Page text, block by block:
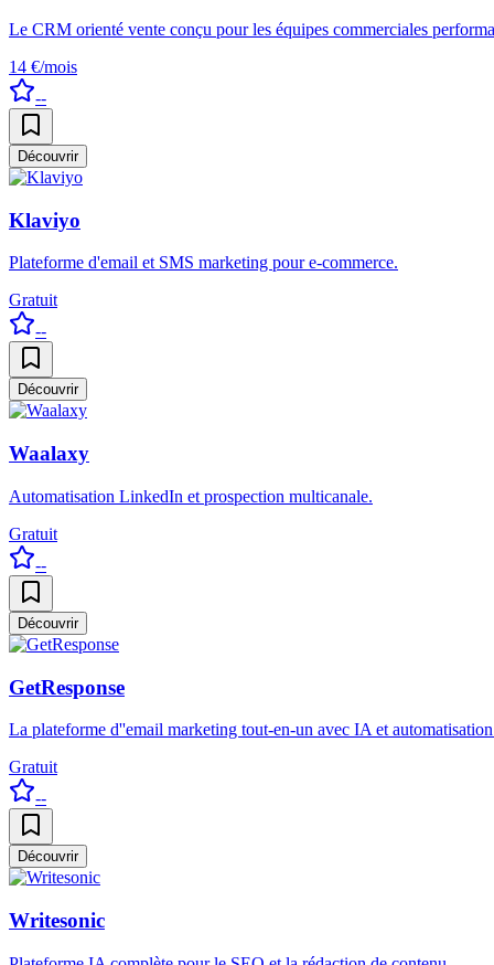
Le CRM orienté vente conçu pour les équipes commerciales
14 €/mois
--
Découvrir
Klaviyo
Plateforme d'email et SMS marketing pour e-commerce.
Gratuit
--
Découvrir
Waalaxy
Automatisation LinkedIn et prospection multicanale.
Gratuit
--
Découvrir
GetResponse
La plateforme d''email marketing tout-en-un avec IA et automatisation
Gratuit
--
Découvrir
Writesonic